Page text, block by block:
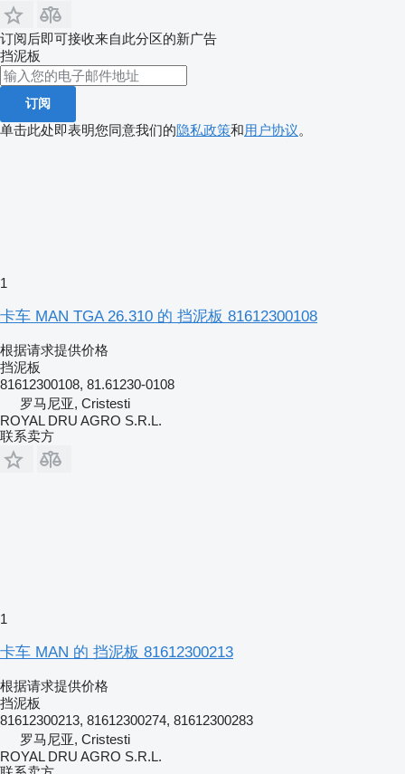
订阅后即可接收来自此分区的新广告
挡泥板
订阅
单击此处即表明您同意我们的隐私政策和用户协议。
1
卡车 MAN TGA 26.310 的 挡泥板 81612300108
根据请求提供价格
挡泥板
81612300108, 81.61230-0108
罗马尼亚, Cristesti
ROYAL DRU AGRO S.R.L.
联系卖方
1
卡车 MAN 的 挡泥板 81612300213
根据请求提供价格
挡泥板
81612300213, 81612300274, 81612300283
罗马尼亚, Cristesti
ROYAL DRU AGRO S.R.L.